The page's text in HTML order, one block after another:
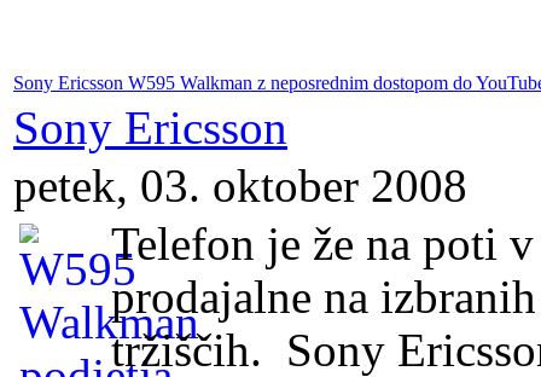
Sony Ericsson W595 Walkman z neposrednim dostopom do
Sony Ericsson
petek, 03. oktober 2008
Telefon je že na poti v
prodajalne na izbranih
tržiščih. Sony